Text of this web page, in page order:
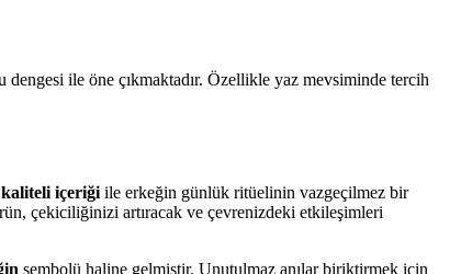
ile öne çıkmaktadır. Özellikle yaz mevsiminde tercih
kaliteli içeriği ile erkeğin günlük ritüelinin vazgeçilmez bir
çekiciliğinizi artıracak ve çevrenizdeki etkileşimleri
sembolü haline gelmiştir. Unutulmaz anılar biriktirmek için